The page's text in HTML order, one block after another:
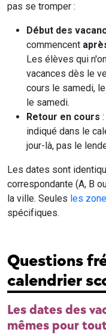
pas se tromper :
Début des
commencent
Les élèves qui
vacances dès le
cours le samedi,
le samedi.
Retour en cours
indiqué dans le
jour-là, pas le
Les dates sont
correspondante (A, B
la ville. Seules les
spécifiques.
Questions
calendrier
Les dates des
mêmes pour